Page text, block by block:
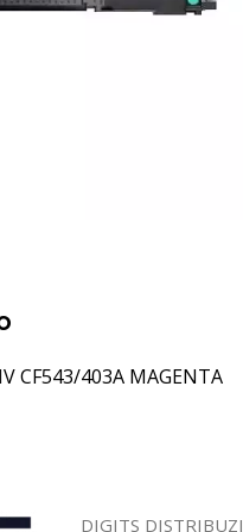
CF543/403A MAGENTA
DIGITS